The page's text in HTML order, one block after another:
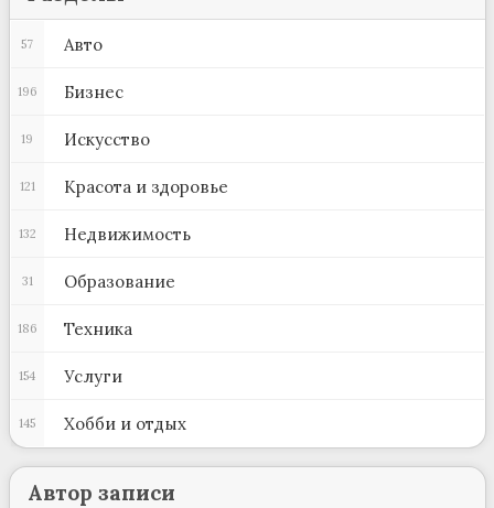
Авто
57
Бизнес
196
Искусство
19
Красота и здоровье
121
Недвижимость
132
Образование
31
Техника
186
Услуги
154
Хобби и отдых
145
Автор записи